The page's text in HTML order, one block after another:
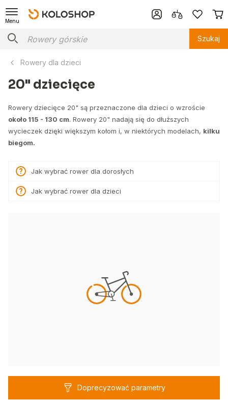
Menu
Szukaj
Rowery dla dzieci
20" dziecięce
Rowery dziecięce 20" są przeznaczone dla dzieci o wzroście
około 115 - 130 cm. Rowery 20" nadają się do dłuższych
wycieczek dzięki większym kołom i, w niektórych modelach, kilku
biegom.
Jak wybrać rower dla dorosłych
Jak wybrać rower dla dzieci
Doprecyzować parametry